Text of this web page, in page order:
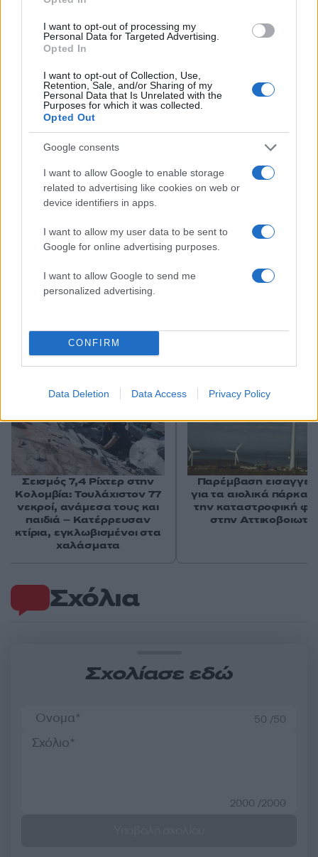
I want to opt-out of processing my
Personal Data for Targeted Advertising.
Opted In
I want to opt-out of Collection, Use,
Retention, Sale, and/or Sharing of my
Personal Data that Is Unrelated with the
Purposes for which it was collected.
Opted Out
Google consents
I want to allow Google to enable storage
related to advertising like cookies on web or
device identifiers in apps.
I want to allow my user data to be sent to
Google for online advertising purposes.
I want to allow Google to send me
personalized advertising.
CONFIRM
Data Deletion Data Access Privacy Policy
Ρεπορτάζ: Μαρίνος Αλειφέρης
ΔΙΑΦΗΜΙΣΗ
Σχόλια
Σχολίασε εδώ
50 /50
2000 /2000
Αν τα χάσατε
Ανανεώθηκε πριν
Σεισμός 7,4 Ρίχτερ στην
Κολομβία: Τουλάχιστον 77
νεκροί, ανάμεσα τους και
παιδιά – Κατέρρευσαν
κτίρια, εγκλωβισμένοι στα
χαλάσματα
Παρέμβαση
για τα αιολικά πάρκα
την καταστροφική
στην Αττικοβοιωτία